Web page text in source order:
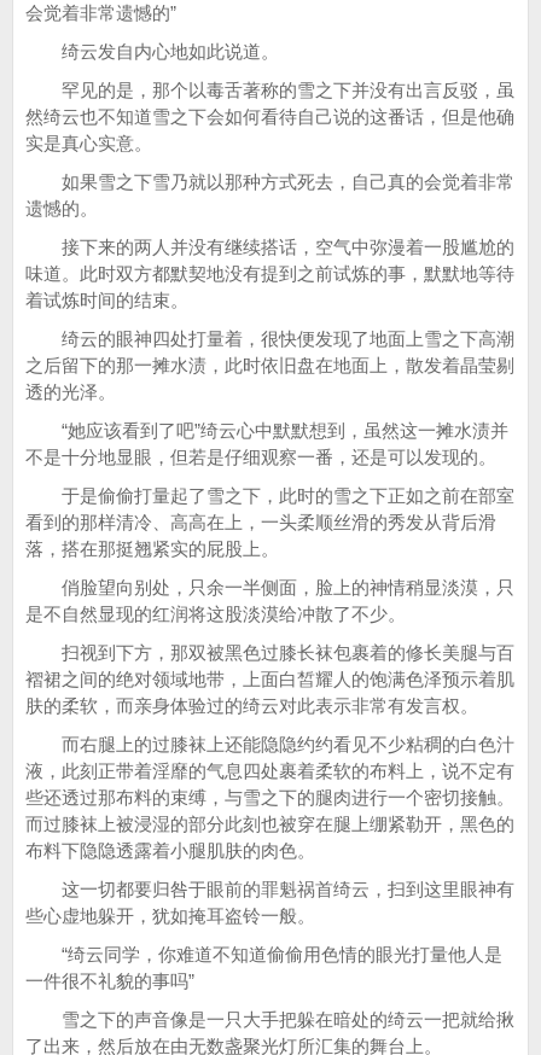
会觉着非常遗憾的”
绮云发自内心地如此说道。
罕见的是，那个以毒舌著称的雪之下并没有出言反驳，虽
然绮云也不知道雪之下会如何看待自己说的这番话，但是他确
实是真心实意。
如果雪之下雪乃就以那种方式死去，自己真的会觉着非常
遗憾的。
接下来的两人并没有继续搭话，空气中弥漫着一股尴尬的
味道。此时双方都默契地没有提到之前试炼的事，默默地等待
着试炼时间的结束。
绮云的眼神四处打量着，很快便发现了地面上雪之下高潮
之后留下的那一摊水渍，此时依旧盘在地面上，散发着晶莹剔
透的光泽。
“她应该看到了吧”绮云心中默默想到，虽然这一摊水渍并
不是十分地显眼，但若是仔细观察一番，还是可以发现的。
于是偷偷打量起了雪之下，此时的雪之下正如之前在部室
看到的那样清冷、高高在上，一头柔顺丝滑的秀发从背后滑
落，搭在那挺翘紧实的屁股上。
俏脸望向别处，只余一半侧面，脸上的神情稍显淡漠，只
是不自然显现的红润将这股淡漠给冲散了不少。
扫视到下方，那双被黑色过膝长袜包裹着的修长美腿与百
褶裙之间的绝对领域地带，上面白皙耀人的饱满色泽预示着肌
肤的柔软，而亲身体验过的绮云对此表示非常有发言权。
而右腿上的过膝袜上还能隐隐约约看见不少粘稠的白色汁
液，此刻正带着淫靡的气息四处裹着柔软的布料上，说不定有
些还透过那布料的束缚，与雪之下的腿肉进行一个密切接触。
而过膝袜上被浸湿的部分此刻也被穿在腿上绷紧勒开，黑色的
布料下隐隐透露着小腿肌肤的肉色。
这一切都要归咎于眼前的罪魁祸首绮云，扫到这里眼神有
些心虚地躲开，犹如掩耳盗铃一般。
“绮云同学，你难道不知道偷偷用色情的眼光打量他人是
一件很不礼貌的事吗”
雪之下的声音像是一只大手把躲在暗处的绮云一把就给揪
了出来，然后放在由无数盏聚光灯所汇集的舞台上。